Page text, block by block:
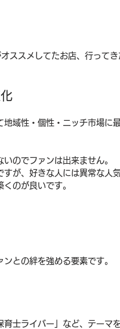
スメしてたお店、行ってき
域性・個性・ニッチ市場に
のでファンは出来ません。
が、好きな人には異常な人気
のが良いです。
との絆を強める要素です。
士ライバー」など、テーマ